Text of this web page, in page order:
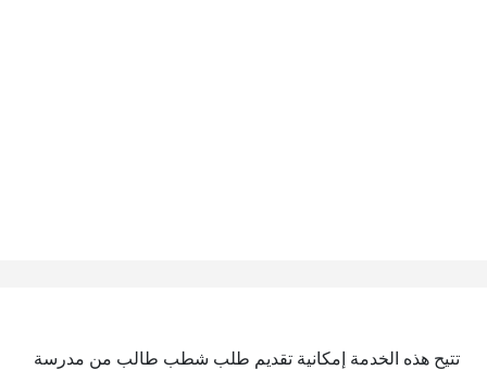
تتيح هذه الخدمة إمكانية تقديم طلب شطب طالب من مدرسة